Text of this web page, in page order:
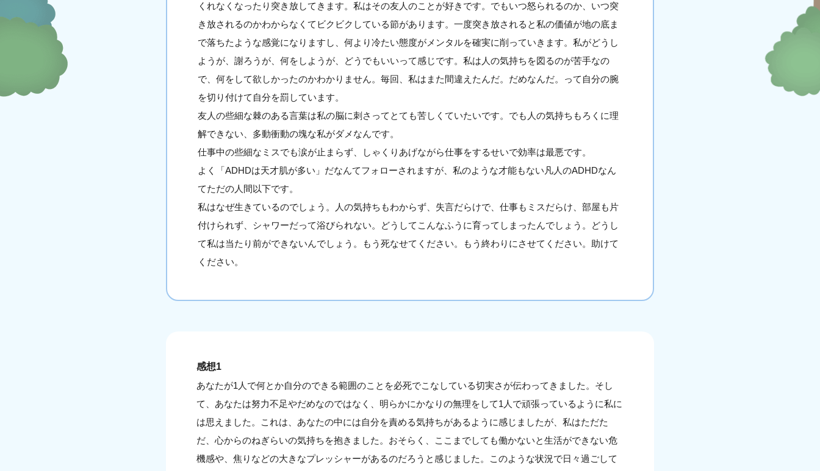
くれなくなったり突き放してきます。私はその友人のことが好きです。でもいつ怒られるのか、いつ突
き放されるのかわからなくてビクビクしている節があります。一度突き放されると私の価値が地の底ま
で落ちたような感覚になりますし、何より冷たい態度がメンタルを確実に削っていきます。私がどうし
ようが、謝ろうが、何をしようが、どうでもいいって感じです。私は人の気持ちを図るのが苦手なの
で、何をして欲しかったのかわかりません。毎回、私はまた間違えたんだ。だめなんだ。って自分の腕
を切り付けて自分を罰しています。
友人の些細な棘のある言葉は私の脳に刺さってとても苦しくていたいです。でも人の気持ちもろくに理
解できない、多動衝動の塊な私がダメなんです。
仕事中の些細なミスでも涙が止まらず、しゃくりあげながら仕事をするせいで効率は最悪です。
よく「ADHDは天才肌が多い」だなんてフォローされますが、私のような才能もない凡人のADHDなん
てただの人間以下です。
私はなぜ生きているのでしょう。人の気持ちもわからず、失言だらけで、仕事もミスだらけ、部屋も片
付けられず、シャワーだって浴びられない。どうしてこんなふうに育ってしまったんでしょう。どうし
て私は当たり前ができないんでしょう。もう死なせてください。もう終わりにさせてください。助けて
ください。
感想1
あなたが1人で何とか自分のできる範囲のことを必死でこなしている切実さが伝わってきました。そし
て、あなたは努力不足やだめなのではなく、明らかにかなりの無理をして1人で頑張っているように私に
は思えました。これは、あなたの中には自分を責める気持ちがあるように感じましたが、私はただた
だ、心からのねぎらいの気持ちを抱きました。おそらく、ここまでしても働かないと生活ができない危
機感や、焦りなどの大きなプレッシャーがあるのだろうと感じました。このような状況で日々過ごして